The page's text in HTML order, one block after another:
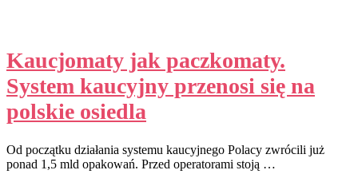
Kaucjomaty jak paczkomaty.
System kaucyjny przenosi się na
polskie osiedla
Od początku działania systemu kaucyjnego Polacy zwrócili już
ponad 1,5 mld opakowań. Przed operatorami stoją …